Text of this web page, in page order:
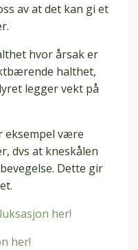
av at det kan gi et
hvor årsak er
halthet,
legger vekt på
eksempel være
dvs at kneskålen
Dette gir
her!
her!